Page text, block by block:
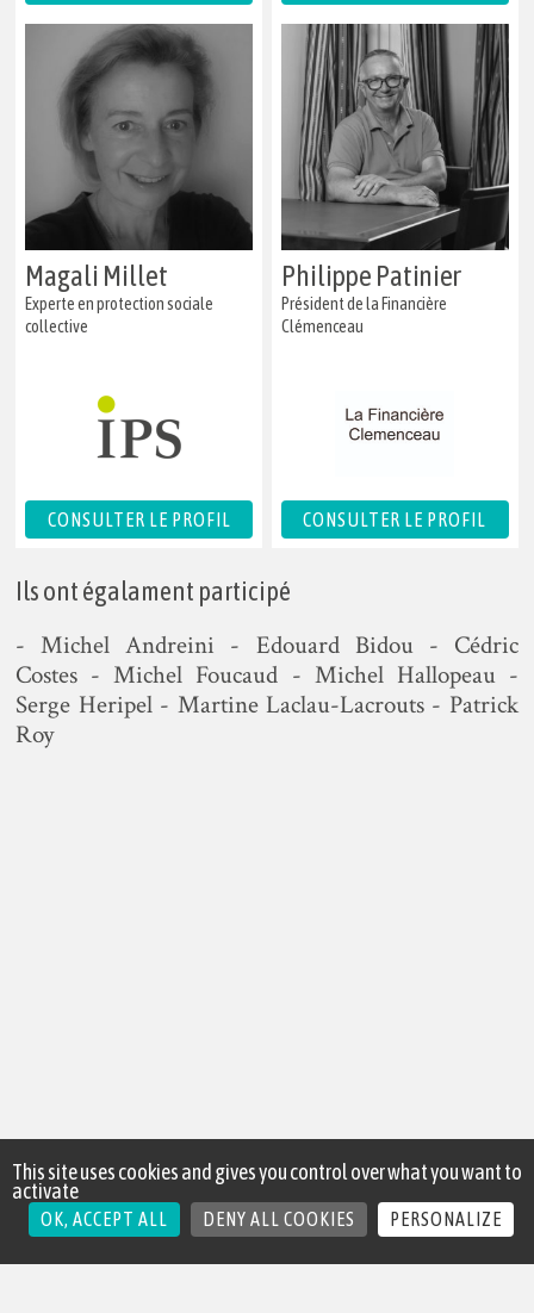
Magali Millet
Experte en protection sociale
collective
CONSULTER LE PROFIL
Philippe Patinier
Président de la Financière
Clémenceau
CONSULTER LE PROFIL
Ils ont égalament participé
- Michel Andreini - Edouard Bidou - Cédric
Costes - Michel Foucaud - Michel Hallopeau -
Serge Heripel - Martine Laclau-Lacrouts - Patrick
Roy
This site uses cookies and gives you control over what you want to
activate
OK, ACCEPT ALL DENY ALL COOKIES PERSONALIZE